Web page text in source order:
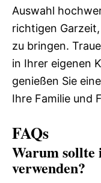
Auswahl
richtigen
zu bringen.
in Ihrer eigenen
genießen Sie
Ihre Familie und
FAQs
Warum sollte
verwenden?